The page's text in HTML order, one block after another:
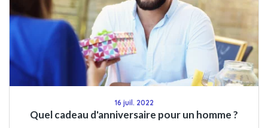
16 juil. 2022
Quel cadeau d'anniversaire pour un homme ?